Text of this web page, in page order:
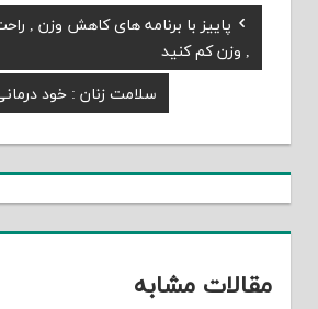
راهبری
Previous
Post:
پاییز با برنامه های کاهش وزن ,
, وزن کم کنید
Next
Post:
سلامت زنان : خود
مقالات مشابه